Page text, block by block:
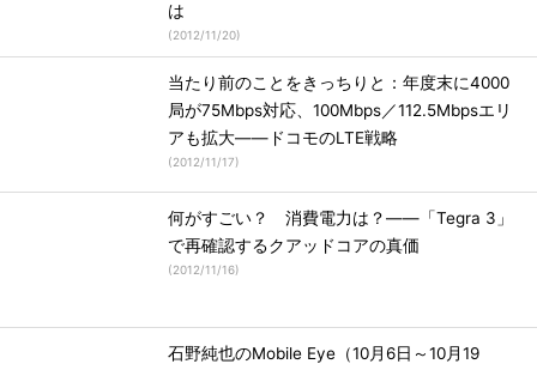
は
(2012/11/20)
当たり前のことをきっちりと：年度末に4000
局が75Mbps対応、100Mbps／112.5Mbpsエリ
アも拡大――ドコモのLTE戦略
(2012/11/17)
何がすごい？ 消費電力は？――「Tegra 3」
で再確認するクアッドコアの真価
(2012/11/16)
石野純也のMobile Eye（10月6日～10月19